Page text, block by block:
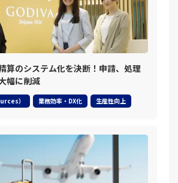
算のシステム化を決断！申請、処理
幅に削減
） 業務効率・DX化 生産性向上